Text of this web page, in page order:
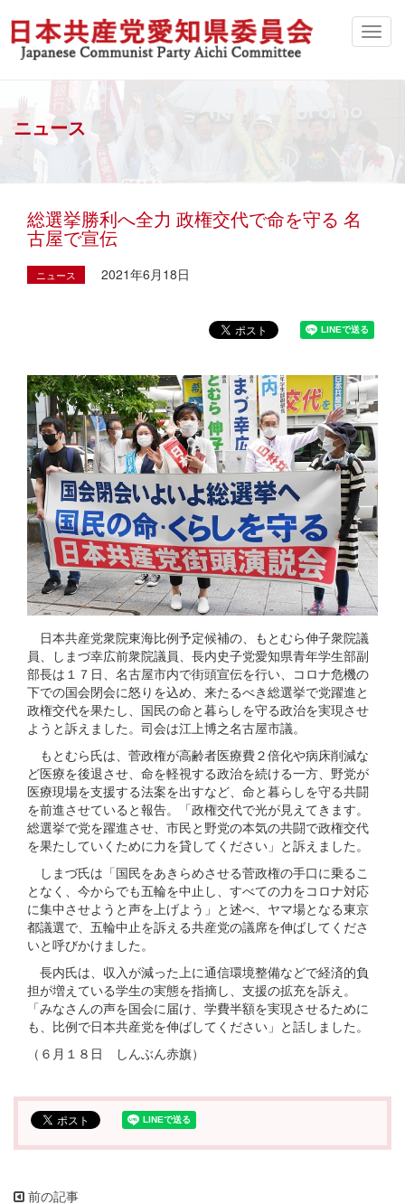
ニュース
総選挙勝利へ全力 政権交代で命を守る 名
古屋で宣伝
ニュース 2021年6月18日
日本共産党衆院東海比例予定候補の、もとむら伸子衆院議
員、しまづ幸広前衆院議員、長内史子党愛知県青年学生部副
部長は１７日、名古屋市内で街頭宣伝を行い、コロナ危機の
下での国会閉会に怒りを込め、来たるべき総選挙で党躍進と
政権交代を果たし、国民の命と暮らしを守る政治を実現させ
ようと訴えました。司会は江上博之名古屋市議。
もとむら氏は、菅政権が高齢者医療費２倍化や病床削減な
ど医療を後退させ、命を軽視する政治を続ける一方、野党が
医療現場を支援する法案を出すなど、命と暮らしを守る共闘
を前進させていると報告。「政権交代で光が見えてきます。
総選挙で党を躍進させ、市民と野党の本気の共闘で政権交代
を果たしていくために力を貸してください」と訴えました。
しまづ氏は「国民をあきらめさせる菅政権の手口に乗るこ
となく、今からでも五輪を中止し、すべての力をコロナ対応
に集中させようと声を上げよう」と述べ、ヤマ場となる東京
都議選で、五輪中止を訴える共産党の議席を伸ばしてくださ
いと呼びかけました。
長内氏は、収入が減った上に通信環境整備などで経済的負
担が増えている学生の実態を指摘し、支援の拡充を訴え。
「みなさんの声を国会に届け、学費半額を実現させるために
も、比例で日本共産党を伸ばしてください」と話しました。
（６月１８日 しんぶん赤旗）